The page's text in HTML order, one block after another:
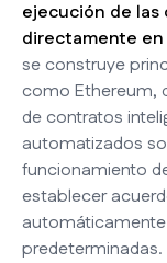
ejecución de las
directamente
se construye
como Ethereum,
de contratos
automatizados
funcionamiento
establecer
predeterminadas.